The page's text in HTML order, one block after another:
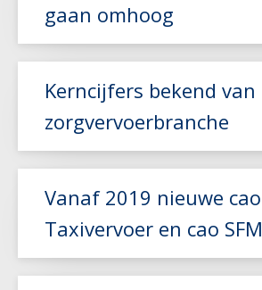
Lees meer
gaan omhoog
Kerncijfers bekend van
zorgvervoerbranche
Vanaf 2019 nieuwe cao
Taxivervoer en cao SFM